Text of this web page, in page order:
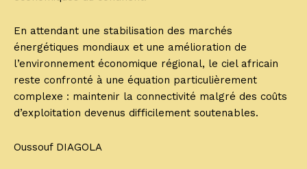
En attendant une stabilisation des marchés
énergétiques mondiaux et une amélioration de
l’environnement économique régional, le ciel africain
reste confronté à une équation particulièrement
complexe : maintenir la connectivité malgré des coûts
d’exploitation devenus difficilement soutenables.
Oussouf DIAGOLA